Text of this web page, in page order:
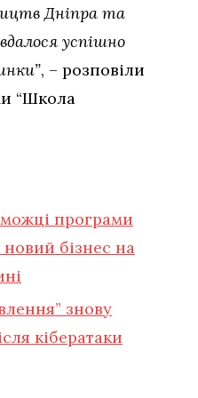
Дніпра та
успішно
, – розповіли
“Школа
програми
новий бізнес на
знову
кібератаки